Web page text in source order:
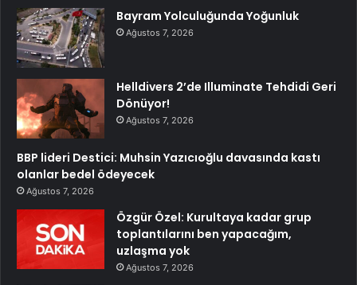
Bayram Yolculuğunda Yoğunluk
Ağustos 7, 2026
Helldivers 2’de Illuminate Tehdidi Geri
Dönüyor!
Ağustos 7, 2026
BBP lideri Destici: Muhsin Yazıcıoğlu davasında kastı
olanlar bedel ödeyecek
Ağustos 7, 2026
Özgür Özel: Kurultaya kadar grup
toplantılarını ben yapacağım,
uzlaşma yok
Ağustos 7, 2026